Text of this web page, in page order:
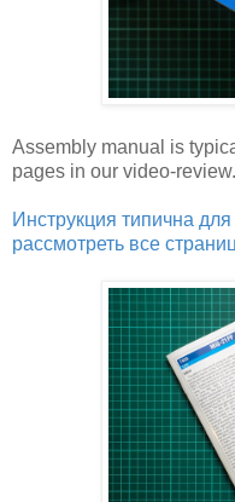
Assembly manual is
pages in our video-review.
Инструкция типична
рассмотреть все